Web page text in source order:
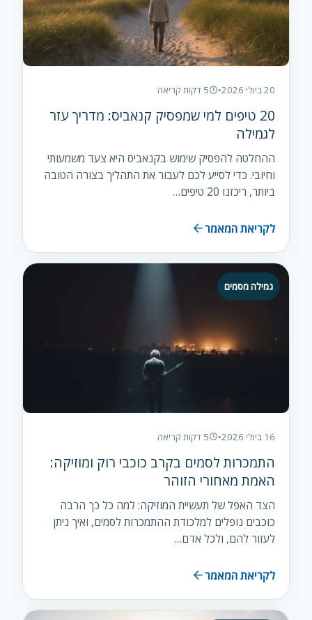
20 ביולי 2026 • 5 דקות קריאה
20 טיפים למי שמפסיק קנאביס: מדריך עזר
לגמילה
ההחלטה להפסיק שימוש בקנאביס היא צעד משמעותי
וחיובי. כדי לסייע לכם לעבור את התהליך בצורה הטובה
ביותר, ריכזנו 20 טיפים…
לקריאת המאמר
גמילה מסמים
16 ביולי 2026 • 5 דקות קריאה
התמכרות לסמים בקרב כוכבי רוק ומוזיקה:
האמת מאחורי הזוהר
הצד האפל של תעשיית המוזיקה: למה כל כך הרבה
כוכבים נופלים למלכודת ההתמכרות לסמים, ואיך ניתן
לעזור להם, ולכל אדם…
לקריאת המאמר